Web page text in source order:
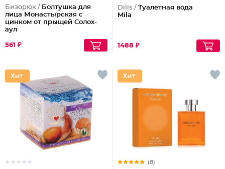
Бизорюк / Болтушка для
лица Монастырская с
цинком от прыщей Солох-
аул
561 ₽
Dilis / Туалетная вода
Mila
1488 ₽
(8)